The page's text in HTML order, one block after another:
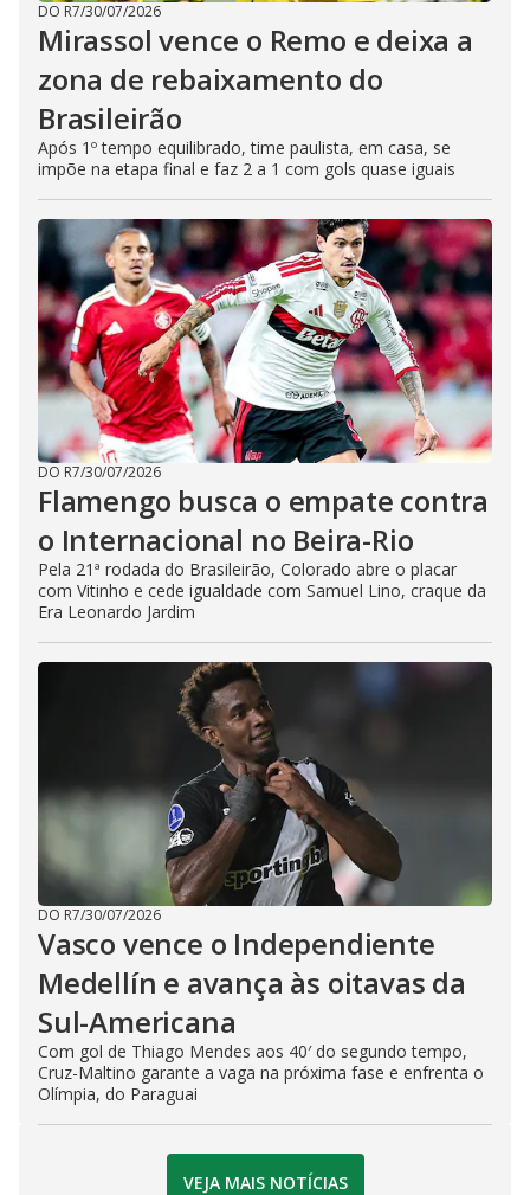
DO R7/30/07/2026
Mirassol vence o Remo e deixa a
zona de rebaixamento do
Brasileirão
Após 1º tempo equilibrado, time paulista, em casa, se
impõe na etapa final e faz 2 a 1 com gols quase iguais
DO R7/30/07/2026
Flamengo busca o empate contra
o Internacional no Beira-Rio
Pela 21ª rodada do Brasileirão, Colorado abre o placar
com Vitinho e cede igualdade com Samuel Lino, craque da
Era Leonardo Jardim
DO R7/30/07/2026
Vasco vence o Independiente
Medellín e avança às oitavas da
Sul-Americana
Com gol de Thiago Mendes aos 40′ do segundo tempo,
Cruz-Maltino garante a vaga na próxima fase e enfrenta o
Olímpia, do Paraguai
VEJA MAIS NOTÍCIAS